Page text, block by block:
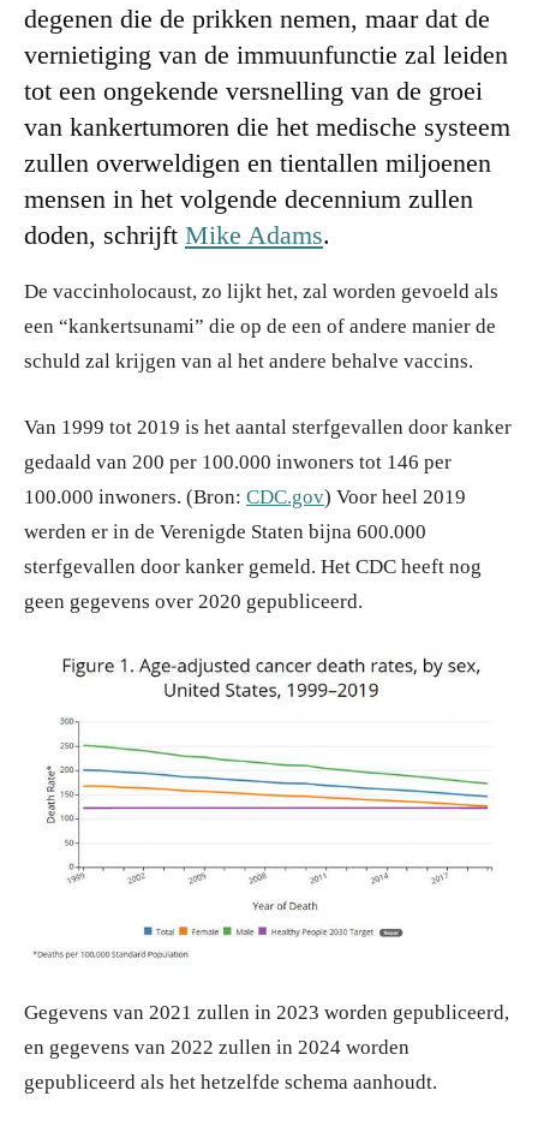
degenen die de prikken nemen, maar dat de
vernietiging van de immuunfunctie zal leiden
tot een ongekende versnelling van de groei
van kankertumoren die het medische systeem
zullen overweldigen en tientallen miljoenen
mensen in het volgende decennium zullen
doden, schrijft Mike Adams.
De vaccinholocaust, zo lijkt het, zal worden gevoeld als
een “kankertsunami” die op de een of andere manier de
schuld zal krijgen van al het andere behalve vaccins.
Van 1999 tot 2019 is het aantal sterfgevallen door kanker
gedaald van 200 per 100.000 inwoners tot 146 per
100.000 inwoners. (Bron: CDC.gov) Voor heel 2019
werden er in de Verenigde Staten bijna 600.000
sterfgevallen door kanker gemeld. Het CDC heeft nog
geen gegevens over 2020 gepubliceerd.
Gegevens van 2021 zullen in 2023 worden gepubliceerd,
en gegevens van 2022 zullen in 2024 worden
gepubliceerd als het hetzelfde schema aanhoudt.